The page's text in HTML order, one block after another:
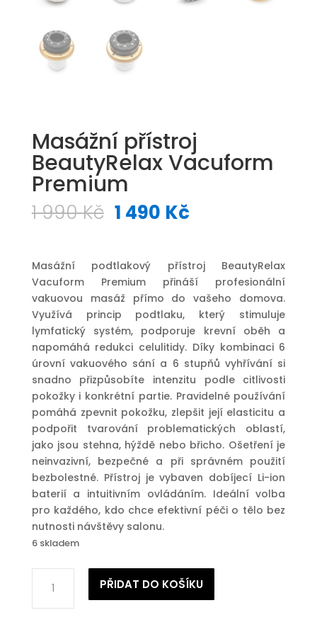
Masážní přístroj
BeautyRelax Vacuform
Premium
1 990Kč Původní
cena
1
990 Kč.
1 490 KčAktuální
1
490 Kč.
Masážní podtlakový přístroj BeautyRelax
Vacuform Premium přináší profesionální
vakuovou masáž přímo do vašeho domova.
Využívá princip podtlaku, který stimuluje
lymfatický systém, podporuje krevní oběh a
napomáhá redukci celulitidy. Díky kombinaci 6
úrovní vakuového sání a 6 stupňů vyhřívání si
snadno přizpůsobíte intenzitu podle citlivosti
pokožky i konkrétní partie. Pravidelné používání
pomáhá zpevnit pokožku, zlepšit její elasticitu a
podpořit tvarování problematických oblastí,
jako jsou stehna, hýždě nebo břicho. Ošetření je
neinvazivní, bezpečné a při správném použití
bezbolestné. Přístroj je vybaven dobíjecí Li-ion
baterií a intuitivním ovládáním. Ideální volba
pro každého, kdo chce efektivní péči o tělo bez
nutnosti návštěvy salonu.
6 skladem
přístroj
BeautyRelax
PŘIDAT DO KOŠÍKU